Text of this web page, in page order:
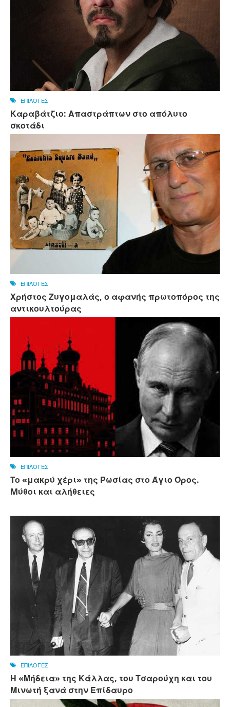
ΕΠΙΛΟΓΕΣ
Καραβάτζιο: Απαστράπτων στο απόλυτο
σκοτάδι
ΕΠΙΛΟΓΕΣ
Χρήστος Ζυγομαλάς, ο αφανής πρωτοπόρος της
αντικουλτούρας
ΕΠΙΛΟΓΕΣ
Tο «μακρύ χέρι» της Ρωσίας στο Άγιο Όρος.
Mύθοι και αλήθειες
ΕΠΙΛΟΓΕΣ
Η «Μήδεια» της Κάλλας, του Τσαρούχη και του
Μινωτή ξανά στην Επίδαυρο